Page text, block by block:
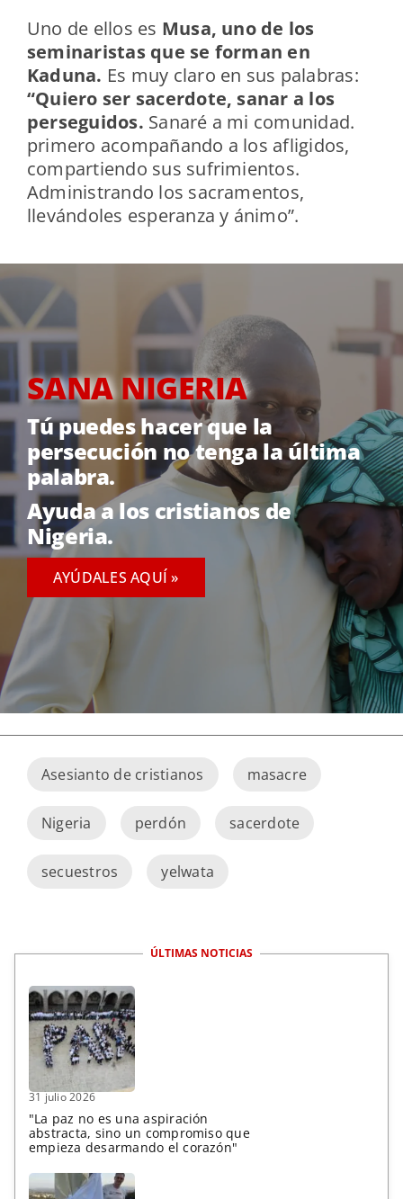
Uno de ellos es Musa, uno de los
seminaristas que se forman en
Kaduna. Es muy claro en sus palabras:
“Quiero ser sacerdote, sanar a los
perseguidos. Sanaré a mi comunidad.
primero acompañando a los afligidos,
compartiendo sus sufrimientos.
Administrando los sacramentos,
llevándoles esperanza y ánimo”.
SANA NIGERIA
Tú puedes hacer que la
persecución no tenga la última
palabra.
Ayuda a los cristianos de
Nigeria.
AYÚDALES AQUÍ »
Asesianto de cristianos masacre
Nigeria perdón sacerdote
secuestros yelwata
ÚLTIMAS NOTICIAS
31 julio 2026
"La paz no es una aspiración
abstracta, sino un compromiso que
empieza desarmando el corazón"